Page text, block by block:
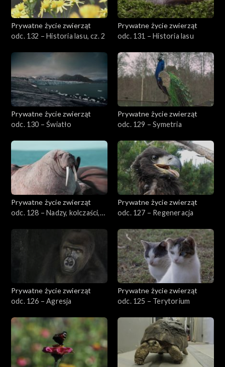
Prywatne życie zwierząt
odc. 132 – Historia lasu, cz. 2
Prywatne życie zwierząt
odc. 131 – Historia lasu
Prywatne życie zwierząt
odc. 130 – Światło
Prywatne życie zwierząt
odc. 129 – Symetria
Prywatne życie zwierząt
odc. 128 – Nadzy, kolczaści,
Prywatne życie zwierząt
odc. 127 – Regeneracja
Prywatne życie zwierząt
odc. 126 – Agresja
Prywatne życie zwierząt
odc. 125 – Terytorium